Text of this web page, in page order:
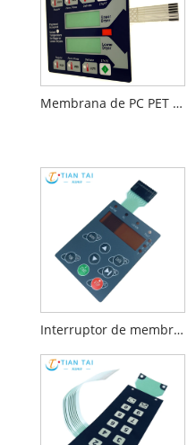
Membrana de PC PET con botones metálicos de caucho autoadhesivos duraderos
Interruptor de membrana de almohadillas plateadas